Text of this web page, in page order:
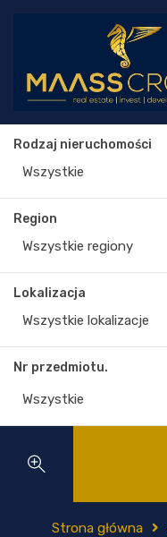
Rodzaj nieruchomości
Wszystkie
Region
Wszystkie regiony
Lokalizacja
Wszystkie lokalizacje
Nr przedmiotu.
Strona główna